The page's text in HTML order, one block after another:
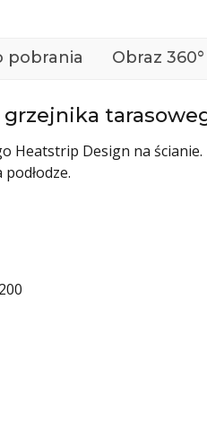
pobrania Obraz 360°
Heatstrip Design na